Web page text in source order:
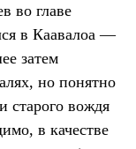
во главе
в Каавалоа —
затем
но понятно
старого вождя
в качестве